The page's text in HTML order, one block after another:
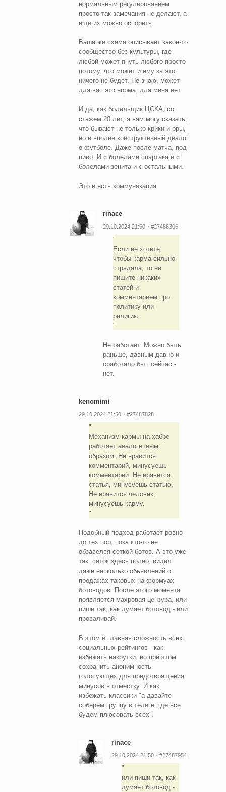
нормальным регулированием
просто так замечания не делают, а
ещё их можно оспорить.
Ваша же схема описывает какое-то
сообщество без культуры, где
любой может пнуть любого просто
потому, что может и ему за это
ничего не будет. Не знаю, может
для вас это норма, для меня нет.
И да, как болельщик ЦСКА, со
стажем 20 лет, я вам могу сказать,
что бывают не только крики и оры,
но и вполне конструктивный диалог
о футболе. Даже после матча, под
пиво. И с болелами спартака и с
болелами зенита и с остальными.
Это и есть коммуникация
rinace
29.10.2024 21:50 #27486306
Если не хотите,
чтобы карма сильно
страдала, то не
пишите никаких
статей и
комментарием про
политику или
религию
Не работает. Можно быть
раньше, давным давно и
сработало бы . сейчас -
нет.
kenomimi
29.10.2024 21:50 #27487828
Механизм кармы на хабре
работает аналогичным
образом. Не нравится
комментарий, минусуешь
комментарий. Не нравится
статья, минусуешь статью.
Не нравится человек,
минусуешь карму.
Подобный подход работает ровно
до тех пор, пока кто-то не
обзавелся сеткой ботов. А это уже
так, сеток здесь полно, видел
даже несколько обьявлений о
продажах таковых на формуах
ботоводов. После этого момента
появляется махровая цензура, или
пиши так, как думает ботовод - или
проваливай.
В этом и главная сложность всех
социальных рейтингов - как
избежать накрутки, но при этом
сохранить анонимность
голосующих для предотвращения
минусов в отместку. И как
избежать классики "а давайте
соберем группу в телеге, где все
будем плюсовать всех".
rinace
29.10.2024 21:50 #27487954
или пиши так, как
думает ботовод -